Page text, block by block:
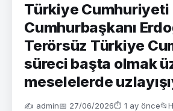
Türkiye Cumhuriyeti
Cumhurbaşkanı
Terörsüz Türkiye
süreci başta olmak
meselelerde
✍️ admin📅 27/06/2026⏱ 1 ay önce📂